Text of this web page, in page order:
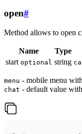
open#
Method allows to open
Name Type
start optional string
menu - mobile menu
chat - default value